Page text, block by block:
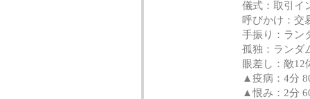
儀式：取引イ
呼びかけ：交
手振り：ラン
孤独：ランダ
眼差し：敵12
▲疫病：4分
▲恨み：2分